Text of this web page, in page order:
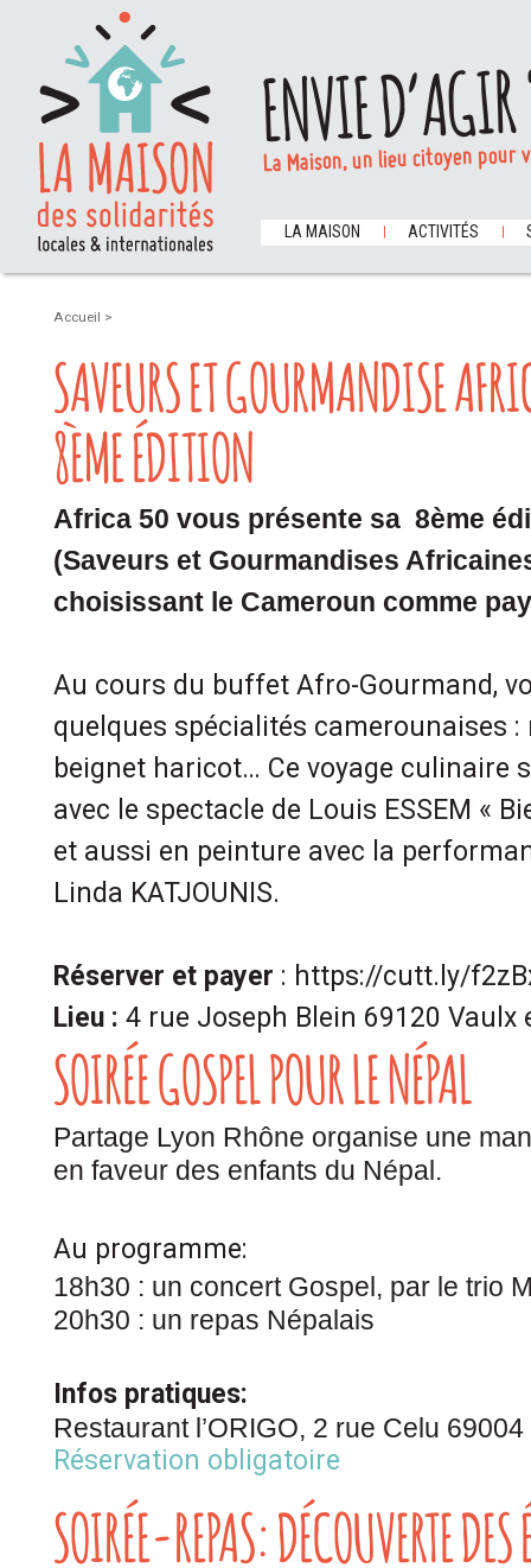
ENVIE
La Maison, un lieu citoyen
LA MAISON ACTIVITÉS
Accueil >
SAVEURS ET GOURMANDISE
8ÈME ÉDITION
Africa 50 vous présente sa 8ème
(Saveurs et Gourmandises
choisissant le Cameroun comme
Au cours du buffet Afro-Gourmand,
quelques spécialités camerounaises :
beignet haricot… Ce voyage culinaire
avec le spectacle de Louis ESSEM «
et aussi en peinture avec la
Linda KATJOUNIS.
Réserver et payer : https://cutt.ly/
Lieu : 4 rue Joseph Blein 69120 Vaulx
SOIRÉE GOSPEL POUR LE NÉPAL
Partage Lyon Rhône organise une
en faveur des enfants du Népal.
Au programme:
18h30 : un concert Gospel, par le trio
20h30 : un repas Népalais
Infos pratiques:
Restaurant l’ORIGO, 2 rue Celu
Réservation obligatoire
SOIRÉE-REPAS: DÉCOUVERTE